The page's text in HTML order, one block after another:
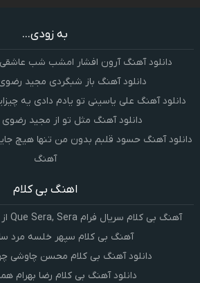
به زودی...
دانلود آهنگ آرون افشار امشب شب
دانلود آهنگ باز شبگردی مجید
دانلود آهنگ علی یاسینی تو یادم دادی یه
دانلود آهنگ مثل تو از مجید
دانلود آهنگ حسود قلبم بدون من تنها هیچ
آهنگ
اهنگ بی کلام
آهنگ بی کلام سریال فرام Que Sera, Sera از Jack Jezzro – رایگان
آهنگ بی کلام سپهر خلسه مرد
دانلود آهنگ بی کلام محسن چاوشی
دانلود آهنگ بی کلام رضا بهرام